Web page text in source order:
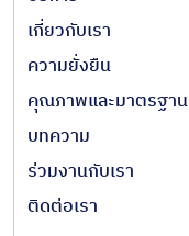
เกี่ยวกับเรา
ความยั่งยืน
คุณภาพและมาตรฐาน
บทความ
ร่วมงานกับเรา
ติดต่อเรา